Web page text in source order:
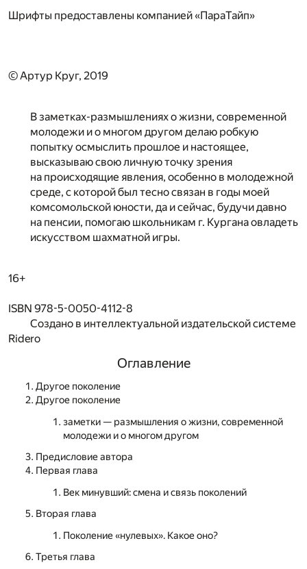
Шрифты предоставлены компанией «ПараТайп»
© Артур Круг, 2019
В заметках-размышлениях о жизни, современной
молодежи и о многом другом делаю робкую
попытку осмыслить прошлое и настоящее,
высказываю свою личную точку зрения
на происходящие явления, особенно в молодежной
среде, с которой был тесно связан в годы моей
комсомольской юности, да и сейчас, будучи давно
на пенсии, помогаю школьникам г. Кургана овладеть
искусством шахматной игры.
16+
ISBN 978-5-0050-4112-8
Создано в интеллектуальной издательской системе
Ridero
Оглавление
Другое поколение
Другое поколение
заметки — размышления о жизни, современной
молодежи и о многом другом
Предисловие автора
Первая глава
Век минувший: смена и связь поколений
Вторая глава
Поколение «нулевых». Какое оно?
Третья глава